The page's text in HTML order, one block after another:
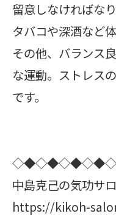
留意しなければなり
タバコや深酒など
その他、バランス
な運動。ストレス
です。
中島克己の気功サ
https://kikoh-